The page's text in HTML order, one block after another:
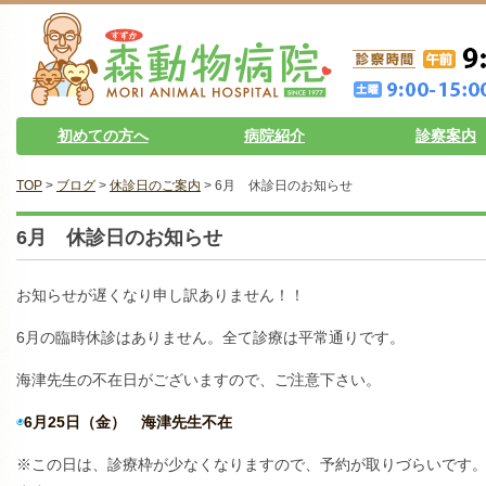
初めての方へ 病院紹介 診察案内
TOP > ブログ > 休診日のご案内 > 6月 休診日のお知らせ
6月 休診日のお知らせ
お知らせが遅くなり申し訳ありません！！
6月の臨時休診はありません。全て診療は平常通りです。
海津先生の不在日がございますので、ご注意下さい。
◉6月25日（金） 海津先生不在
※この日は、診療枠が少なくなりますので、予約が取りづらいです